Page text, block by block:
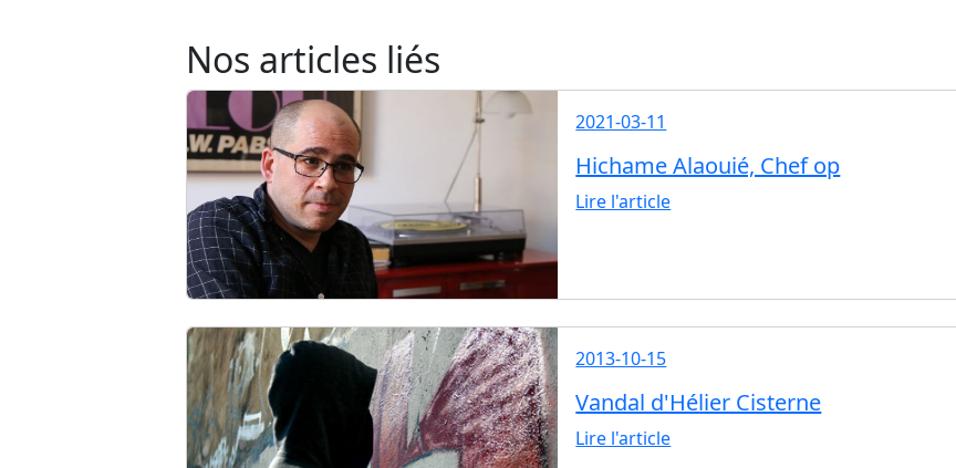
Nos articles liés
2021-03-11
Hichame Alaouié, Chef op
Lire l'article
2013-10-15
Vandal d'Hélier Cisterne
Lire l'article